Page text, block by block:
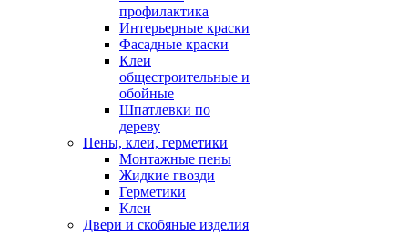
профилактика
Интерьерные краски
Фасадные краски
Клеи
общестроительные и
обойные
Шпатлевки по
дереву
Пены, клеи, герметики
Монтажные пены
Жидкие гвозди
Герметики
Клеи
Двери и скобяные изделия